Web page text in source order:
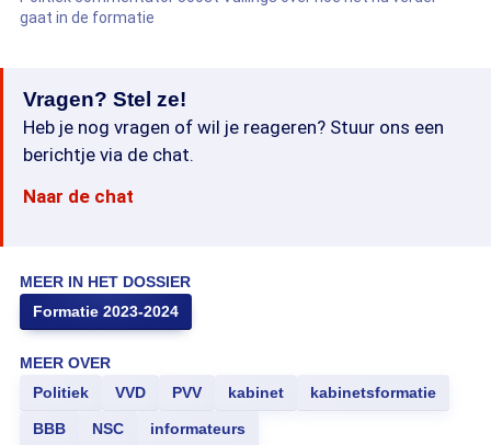
gaat in de formatie
Vragen? Stel ze!
Heb je nog vragen of wil je reageren? Stuur ons een
berichtje via de chat.
Naar de chat
MEER IN HET DOSSIER
Formatie 2023-2024
MEER OVER
Politiek
VVD PVV kabinet kabinetsformatie
BBB NSC informateurs